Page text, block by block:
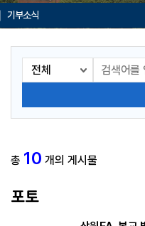
기부소식
총 10 개의 게시물
포토